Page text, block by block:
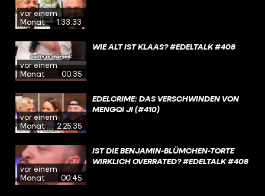
vor einem
Monat
1:33:33
vor einem
Monat
00:35
WIE ALT IST KLAAS? #EDELTALK #408
vor einem
Monat
2:25:35
EDELCRIME: DAS VERSCHWINDEN VON
MENGQI JI (#410)
vor einem
Monat
00:45
IST DIE BENJAMIN-BLÜMCHEN-TORTE
WIRKLICH OVERRATED? #EDELTALK #408